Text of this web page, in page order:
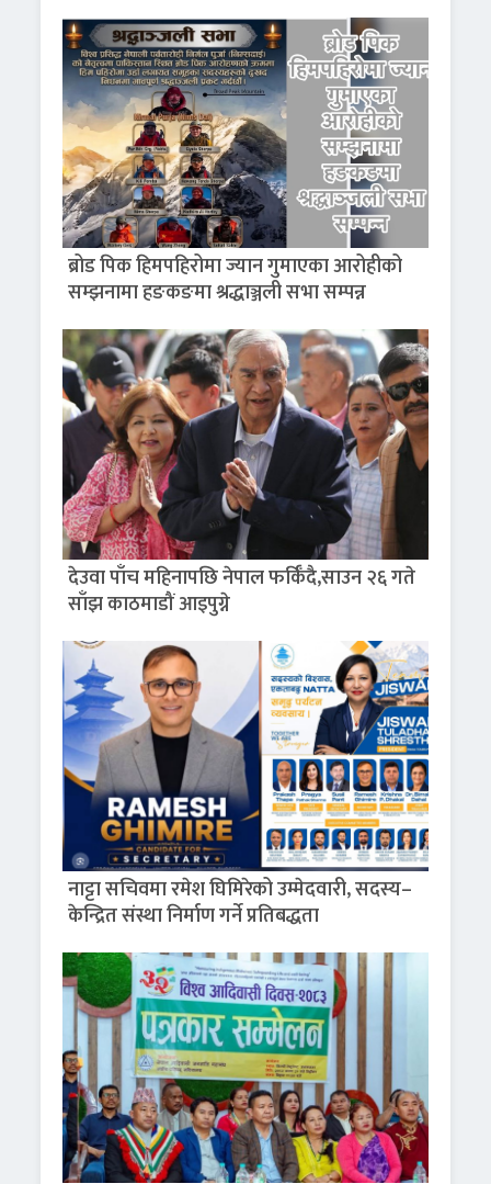
ब्रोड पिक हिमपहिरोमा ज्यान गुमाएका आरोहीको
सम्झनामा हङकङमा श्रद्धाञ्जली सभा सम्पन्न
देउवा पाँच महिनापछि नेपाल फर्किँदै,साउन २६ गते
साँझ काठमाडौं आइपुग्ने
नाट्टा सचिवमा रमेश घिमिरेको उम्मेदवारी, सदस्य–
केन्द्रित संस्था निर्माण गर्ने प्रतिबद्धता